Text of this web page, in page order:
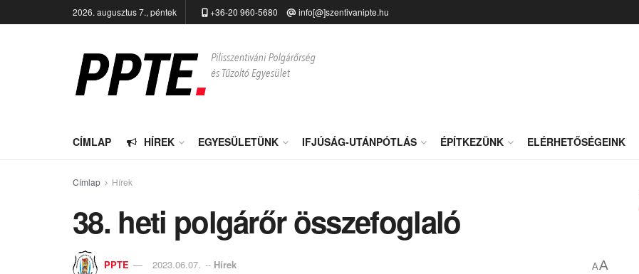
2026. augusztus 7., péntek +36-20 960-5680 info[@]szentivanipte.hu
CÍMLAP HÍREK EGYESÜLETÜNK IFJÚSÁG-UTÁNPÓTLÁS ÉPÍTKEZÜNK ELÉRHETŐSÉGEINK
Címlap Hírek
38. heti polgárőr összefoglaló
PPTE 2023.06.07. -- Hírek AA